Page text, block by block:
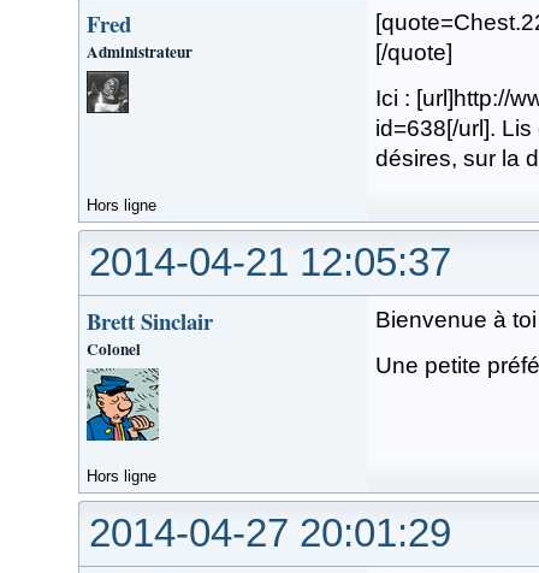
Fred
Administrateur
[/quote]
Ici : [url]http://
id=638[/url].
désires, sur la
Hors ligne
2014-04-21 12:05:37
Brett Sinclair
Colonel
Bienvenue à
Une petite
Hors ligne
2014-04-27 20:01:29